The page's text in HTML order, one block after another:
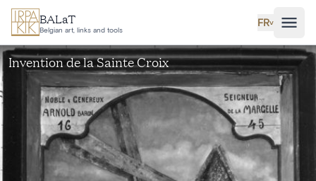
Aller au contenu principal
BALaT
Belgian art, links and tools
FR˅
Invention de la Sainte Croix